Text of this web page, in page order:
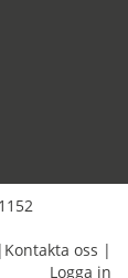
| Kontakta oss |
Logga in